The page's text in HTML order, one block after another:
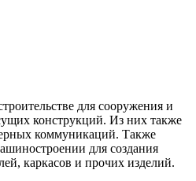
для сооружения и
конструкций. Из них также
коммуникаций. Также
для создания
каркасов и прочих изделий.